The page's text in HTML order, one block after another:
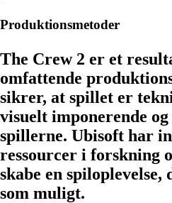
Produktionsmetoder
The Crew 2 er et
omfattende
sikrer, at spillet er
visuelt imponerende
spillerne. Ubisoft har
ressourcer i forskning
skabe en spiloplevelse,
som muligt.